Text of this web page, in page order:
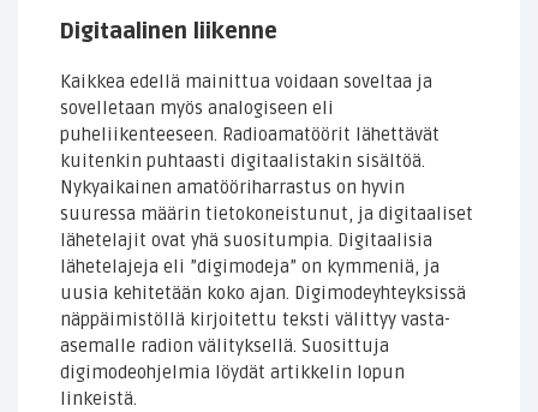
Digitaalinen liikenne
Kaikkea edellä mainittua voidaan soveltaa ja
sovelletaan myös analogiseen eli
puheliikenteeseen. Radioamatöörit lähettävät
kuitenkin puhtaasti digitaalistakin sisältöä.
Nykyaikainen amatööriharrastus on hyvin
suuressa määrin tietokoneistunut, ja digitaaliset
lähetelajit ovat yhä suositumpia. Digitaalisia
lähetelajeja eli ”digimodeja” on kymmeniä, ja
uusia kehitetään koko ajan. Digimodeyhteyksissä
näppäimistöllä kirjoitettu teksti välittyy vasta-
asemalle radion välityksellä. Suosittuja
digimodeohjelmia löydät artikkelin lopun
linkeistä.